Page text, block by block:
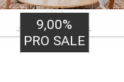
9,00%
PRO SALE